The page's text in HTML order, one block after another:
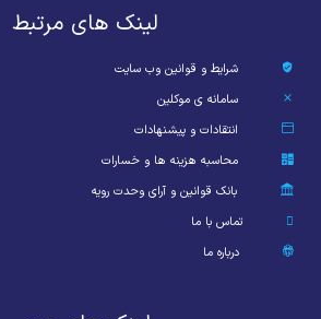
لینک های مرتبط
شرایط و قوانین وب سایت
سامانه ی موکلین
انتقادات و پیشنهادات
محاسبه هزینه ها و خسارات
بانک قوانین و آرای وحدت رویه
تماس با ما
درباره ما